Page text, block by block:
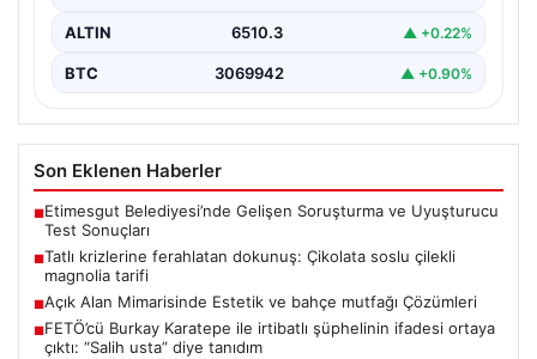
ALTIN 6510.3 ▲ +0.22%
BTC 3069942 ▲ +0.90%
Son Eklenen Haberler
■Etimesgut Belediyesi’nde Gelişen Soruşturma ve Uyuşturucu
Test Sonuçları
■Tatlı krizlerine ferahlatan dokunuş: Çikolata soslu çilekli
magnolia tarifi
■Açık Alan Mimarisinde Estetik ve bahçe mutfağı Çözümleri
■FETÖ’cü Burkay Karatepe ile irtibatlı şüphelinin ifadesi ortaya
çıktı: “Salih usta” diye tanıdım